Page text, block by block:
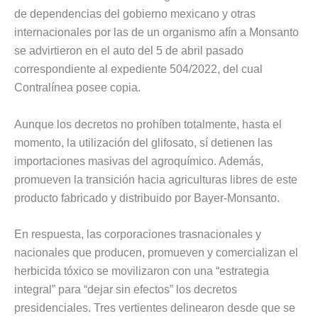
de dependencias del gobierno mexicano y otras
internacionales por las de un organismo afín a Monsanto
se advirtieron en el auto del 5 de abril pasado
correspondiente al expediente 504/2022, del cual
Contralínea posee copia.
Aunque los decretos no prohíben totalmente, hasta el
momento, la utilización del glifosato, sí detienen las
importaciones masivas del agroquímico. Además,
promueven la transición hacia agriculturas libres de este
producto fabricado y distribuido por Bayer-Monsanto.
En respuesta, las corporaciones trasnacionales y
nacionales que producen, promueven y comercializan el
herbicida tóxico se movilizaron con una “estrategia
integral” para “dejar sin efectos” los decretos
presidenciales. Tres vertientes delinearon desde que se